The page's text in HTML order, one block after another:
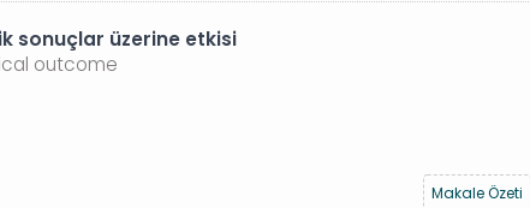
sonuçlar üzerine etkisi
outcome
Makale Özeti